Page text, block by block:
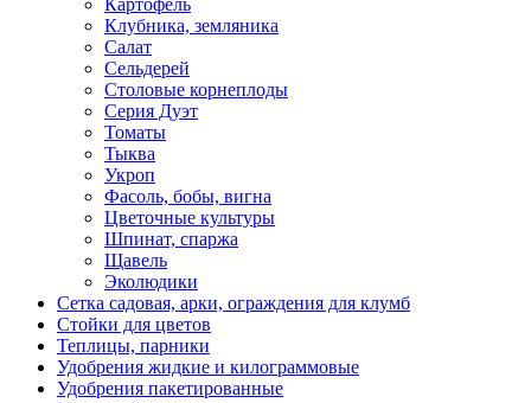
Клубника, земляника
Салат
Сельдерей
Столовые корнеплоды
Серия Дуэт
Томаты
Тыква
Укроп
Фасоль, бобы, вигна
Цветочные культуры
Шпинат, спаржа
Щавель
Эколюдики
Сетка садовая, арки, ограждения для клумб
Стойки для цветов
Теплицы, парники
Удобрения жидкие и килограммовые
Удобрения пакетированные